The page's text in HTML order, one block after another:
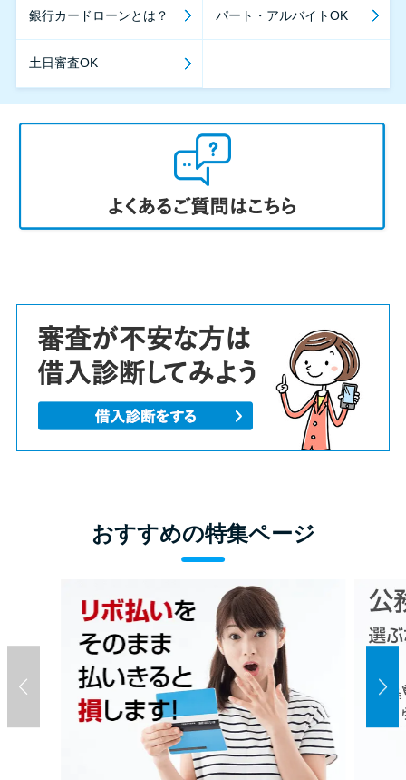
銀行カードローンとは？ パート・アルバイトOK
土日審査OK
おすすめの特集ページ